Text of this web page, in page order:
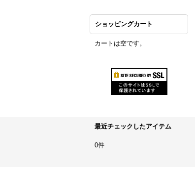
ショッピングカート
カートは空です。
最近チェックしたアイテム
0件